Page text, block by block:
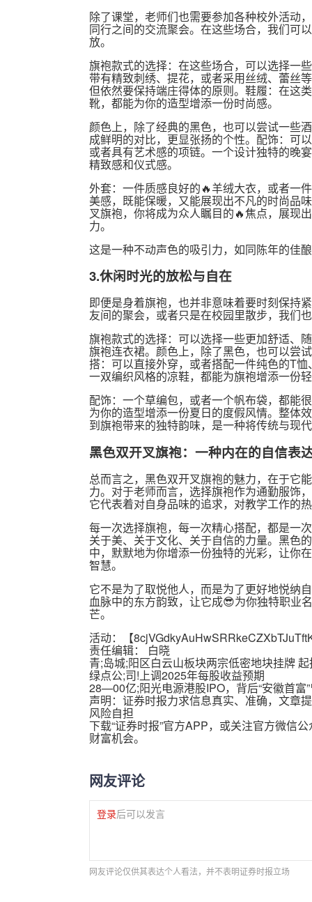
除了课堂，老师们也需要参加各种校外活动
同行之间的交流聚会。在这些场合，我们可
放。
旗袍款式的选择：在这些场合，可以选择一
带有精致刺绣、提花，或者采用丝绒、蕾丝
但依然要保持端庄得体的原则。鞋履：在这
靴，都能为你的造型增添一份时尚感。
颜色上，除了经典的黑色，也可以尝试一些
成鲜明的对比，更显张扬的个性。配饰：可
或者具有艺术感的项链。一个设计独特的晚
精致感和仪式感。
外套：一件质感良好的🔥羊绒大衣，或者一
美感，既能保暖，又能展现出不凡的时尚品
叉旗袍，你将成为众人瞩目的🔥焦点，展现
力。
这是一种不动声色的吸引力，如同陈年的佳
3.休闲时光的放松与自在
即便是身着旗袍，也并非意味着要时刻保持
友间的聚会，或者只是在校园里散步，我们
旗袍款式的选择：可以选择一些更加舒适、
旗袍连衣裙。颜色上，除了黑色，也可以尝
搭：可以直接外穿，或者搭配一件纯色的T
一双编织风格的凉鞋，都能为旗袍增添一份
配饰：一个草编包，或者一个帆布袋，都能
为你的造型增添一份夏日的度假风情。整体
到旗袍带来的独特韵味，是一种将传统与现
黑色双开叉旗袍：一种内在的自信表
总而言之，黑色双开叉旗袍的魅力，在于它
力。对于老师而言，选择旗袍作为通勤服饰
它代表着对自身品味的追求，对教学工作的
每一次选择旗袍，每一次精心搭配，都是一
关于美、关于文化、关于自信的力量。黑色
中，默默地为你增添一份独特的光彩，让你
智慧。
它不是为了取悦他人，而是为了更好地悦纳
血脉中的东方韵致，让它成😎为你独特职业
芒。
活动：【
责任编辑： 白晓
青;岛城;阳区白云山板块两宗低密地块挂牌
绿点公;司!上调2025年每股收益预期
28—00亿;阳光电源港股IPO，背后“安徽首富
声明：证券时报力求信息真实、准确，文章
风险自担
下载“证券时报”官方APP，或关注官方微信
财富机会。
网友评论
登录后可以发言
网友评论仅供其表达个人看法，并不表明证券时报立场